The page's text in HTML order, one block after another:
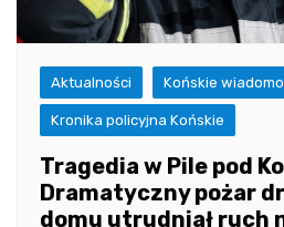
Aktualności Końskie
Kronika policyjna Końskie
Tragedia w Pile pod
Dramatyczny pożar
domu utrudniał ruch